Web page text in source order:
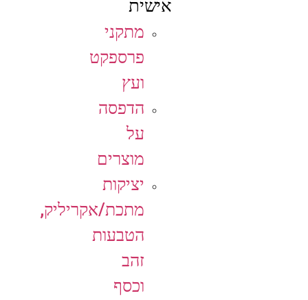
אישית
מתקני
פרספקט
ועץ
הדפסה
על
מוצרים
יציקות
מתכת/אקריליק,
הטבעות
זהב
וכסף